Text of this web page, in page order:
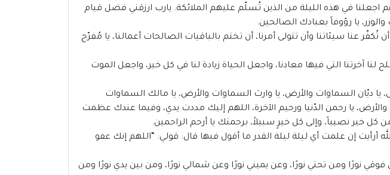
في هذه الليلة من الذين تُسلّم عليهم الملائكة. يارب ارزقني فضل قيام
يا رؤوفاً بعبادك الصالحين.
عنا سيئاتنا وأن تتولى أمرنا، أن تختم بالباقيات الصالحات أعمالنا، يا مُفرّج
آخرتنا التي فيها معادنا، واجعل الحياة زيادة لنا في كل خير، واجعل الموت
يا ديّان السماوات والأرض، يا وارث السماوات والأرض، يا مالك السماوات
يا رحمن الدّنيا ورحيم الآخرة، اللهم إليك مددت يدي، وفيما عندك عظمت
خير نصيباً، وإلى كل خيرٍ سبيلاً، برحمتك يا أرحم الراحمين.
إن علمت أي ليلة ليلة القدر ما أقول فيها قال: قولي: “اللهم إنك عفو
نورًا ومن تحتي نورًا، وعن يميني نورًا وعن شمالي نورًا، ومن بين يدي نورًا ومن